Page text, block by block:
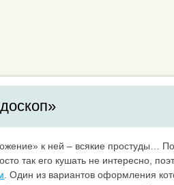
к ней – всякие простуды…
так его кушать не интересно,
. Один из вариантов оформления